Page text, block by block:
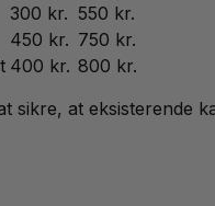
300 kr. 550 kr.
450 kr. 750 kr.
400 kr. 800 kr.
sikre, at